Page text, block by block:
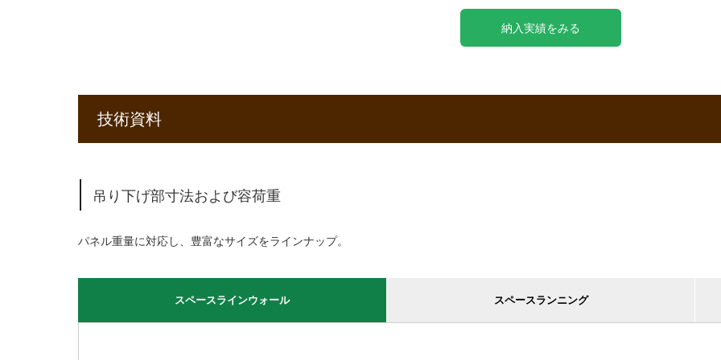
納入実績をみる
技術資料
吊り下げ部寸法および容荷重
パネル重量に対応し、豊富なサイズをラインナップ。
スペースラインウォール スペースランニング